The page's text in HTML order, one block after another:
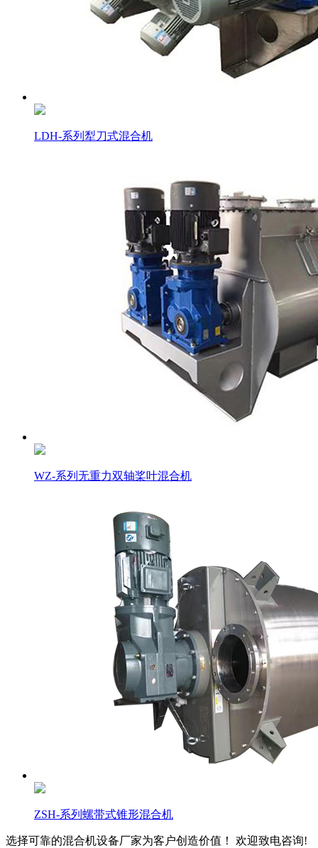
LDH-系列犁刀式混合机
WZ-系列无重力双轴桨叶混合机
ZSH-系列螺带式锥形混合机
选择可靠的混合机设备厂家为客户创造价值！ 欢迎致电咨询!